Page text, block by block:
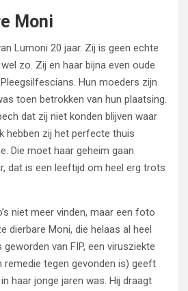
Moni
Lumoni 20 jaar. Zij is geen echte
zo. Zij en haar bijna even oude
Hun moeders zijn
toen betrokken van hun plaatsing.
dat zij niet konden blijven waar
hebben zij het perfecte thuis
Die moet haar geheim gaan
dat is een leeftijd om heel erg trots
niet meer vinden, maar een foto
dierbare Moni, die helaas al heel
van FIP, een virusziekte
remedie tegen gevonden is) geeft
haar jonge jaren was. Hij draagt